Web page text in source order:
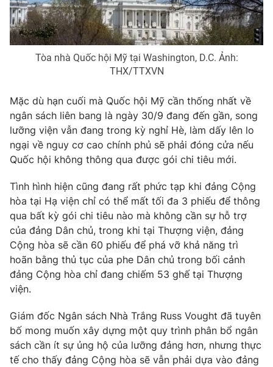
Hậu trường
Nhân vật
Khán giả
Điện ảnh
Âm nhạc
Đời sống
Du lịch
Chất lượng cuộc sống
Giáo dục
Học trực tuyến
Công nghệ
Hitech Công nghệ tương lai
Sản phẩm
Tư vấn
Giao lưu trực tuyến
Lịch phát sóng
Chuyên mục khác
Emagazine Podcast
Photo Infographic
Video Shorts video
VTV Money VTV Thể thao
Tòa nhà Quốc hội Mỹ tại Washington, D.C. Ảnh:
THX/TTXVN
Mặc dù hạn cuối mà Quốc hội Mỹ cần thống nhất về
ngân sách liên bang là ngày 30/9 đang đến gần, song
lưỡng viện vẫn đang trong kỳ nghỉ Hè, làm dấy lên lo
ngại về nguy cơ cao chính phủ sẽ phải đóng cửa nếu
Quốc hội không thông qua được gói chi tiêu mới.
Tình hình hiện cũng đang rất phức tạp khi đảng Cộng
hòa tại Hạ viện chỉ có thể mất tối đa 3 phiếu để thông
qua bất kỳ gói chi tiêu nào mà không cần sự hỗ trợ
của đảng Dân chủ, trong khi tại Thượng viện, đảng
Cộng hòa sẽ cần 60 phiếu để phá vỡ khả năng trì
hoãn bằng thủ tục của phe Dân chủ trong bối cảnh
đảng Cộng hòa chỉ đang chiếm 53 ghế tại Thượng
viện.
Giám đốc Ngân sách Nhà Trắng Russ Vought đã tuyên
bố mong muốn xây dựng một quy trình phân bổ ngân
sách cần ít sự ủng hộ của lưỡng đảng hơn, nhưng thực
tế cho thấy đảng Cộng hòa sẽ vẫn phải dựa vào đảng